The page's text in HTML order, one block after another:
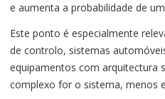
e aumenta a probabilidade de
Este ponto é especialmente
de controlo, sistemas
equipamentos com arquitectura
complexo for o sistema, menos